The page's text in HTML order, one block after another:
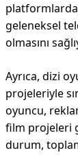
platformlarda
geleneksel
olmasını
Ayrıca, dizi
projeleriyle
oyuncu,
film projeleri
durum,